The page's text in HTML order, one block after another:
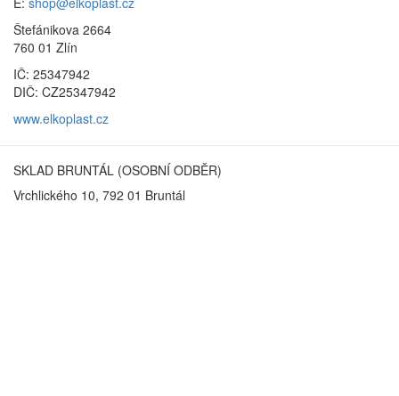
Štefánikova 2664
760 01 Zlín
IČ: 25347942
DIČ: CZ25347942
www.elkoplast.cz
SKLAD BRUNTÁL (OSOBNÍ ODBĚR)
Vrchlického 10, 792 01 Bruntál